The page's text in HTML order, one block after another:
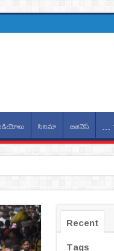
సినిమా బిజినెస్ …
Recent
Tags